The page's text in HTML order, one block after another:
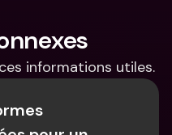
informations utiles.